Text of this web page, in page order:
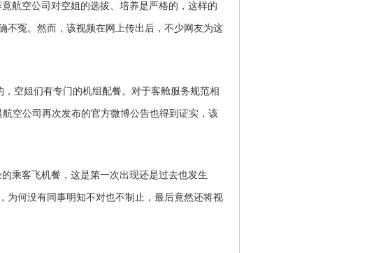
航空公司对空姐的选拔、培养是严格的，这样的
不冤。然而，该视频在网上传出后，不少网友为这
空姐们有专门的机组配餐。对于客舱服务规范相
空公司再次发布的官方微博公告也得到证实，该
乘客飞机餐，这是第一次出现还是过去也发生
为何没有同事明知不对也不制止，最后竟然还将视